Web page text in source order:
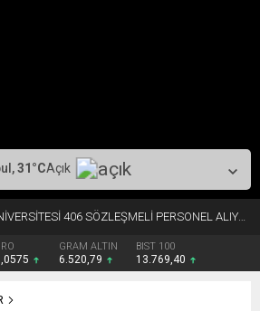
HARRAN ÜNİVERSİTESİ 406 SÖZLEŞMELİ PERSONEL ALIYOR
GRAM ALTIN
6.520,79
BIST 100
13.769,40
31°CAçık